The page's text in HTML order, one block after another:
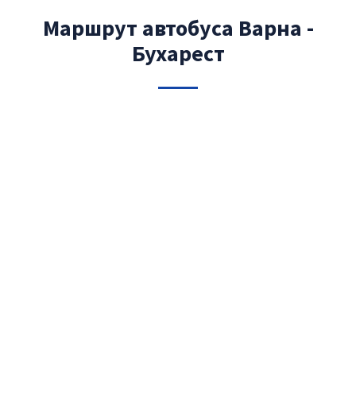
Маршрут автобуса Варна -
Бухарест